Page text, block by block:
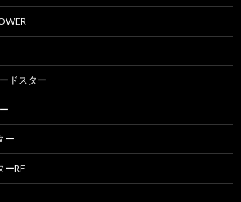
ドスター
ー
ーRF